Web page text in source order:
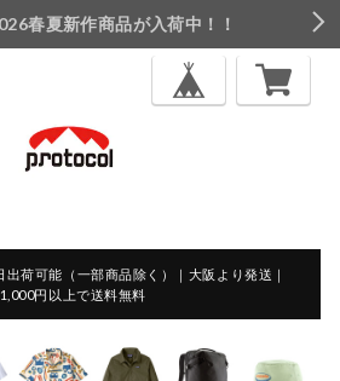
春夏新作商品が入荷中！！
荷可能（一部商品除く）｜大阪より発送｜
円以上で送料無料